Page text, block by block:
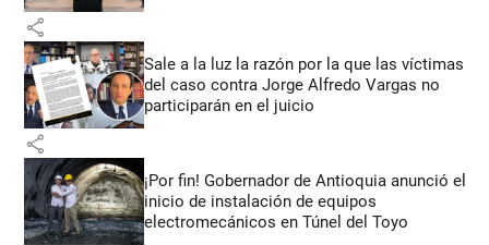
share
Sale a la luz la razón por la que las víctimas
del caso contra Jorge Alfredo Vargas no
participarán en el juicio
share
¡Por fin! Gobernador de Antioquia anunció el
inicio de instalación de equipos
electromecánicos en Túnel del Toyo